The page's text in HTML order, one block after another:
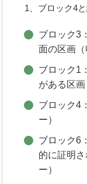
1、ブロック4
ブロック3
面の区画（
ブロック1
がある区画
ブロック4
ー）
ブロック6
的に証明
ー）